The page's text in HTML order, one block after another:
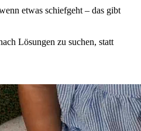
etwas schiefgeht – das gibt
Lösungen zu suchen, statt